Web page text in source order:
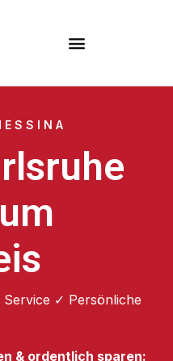
✓ Persönliche
& ordentlich sparen: